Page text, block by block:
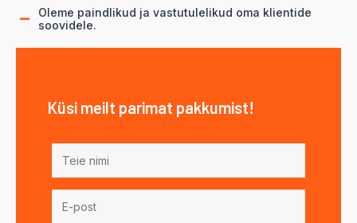
Oleme paindlikud ja vastutulelikud oma klientide
soovidele.
Küsi meilt parimat pakkumist!